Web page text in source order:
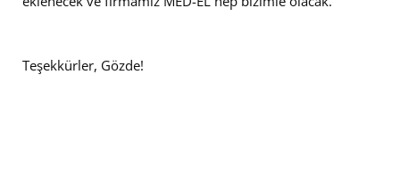
Teşekkürler, Gözde!